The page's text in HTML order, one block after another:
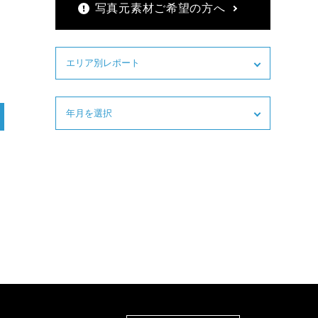
写真元素材ご希望の方へ